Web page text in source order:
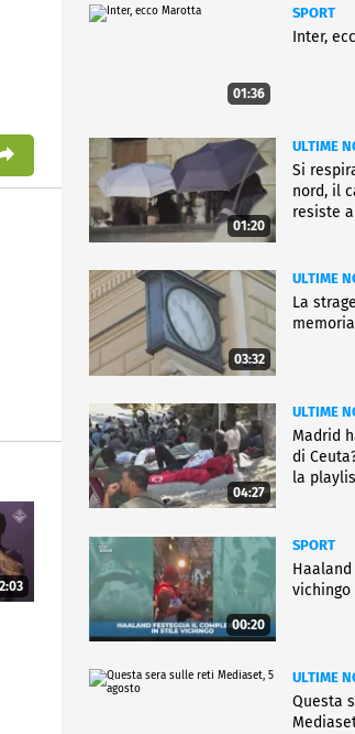
01:36
SPORT
Inter,
01:20
ULTIME
Si
nord, il
resiste
03:32
ULTIME
La
04:27
ULTIME
Madrid
di
la
00:20
SPORT
vichingo
ULTIME
Questa